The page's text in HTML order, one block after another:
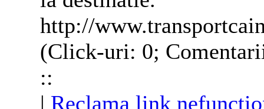
http://
(Click-uri: 0;
::
| Reclama link